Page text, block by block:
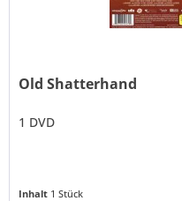
Old Shatterhand
1 DVD
Inhalt 1 Stück